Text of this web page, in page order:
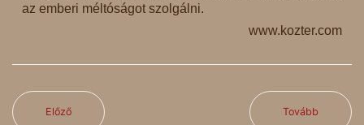
az emberi méltóságot szolgálni.
www.kozter.com
Előző Tovább